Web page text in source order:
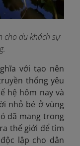
cho du khách sự
với tạo nên
thống yêu
hệ hôm nay và
nhỏ bé ở vùng
đã mang trong
thế giới để tìm
lập cho dân